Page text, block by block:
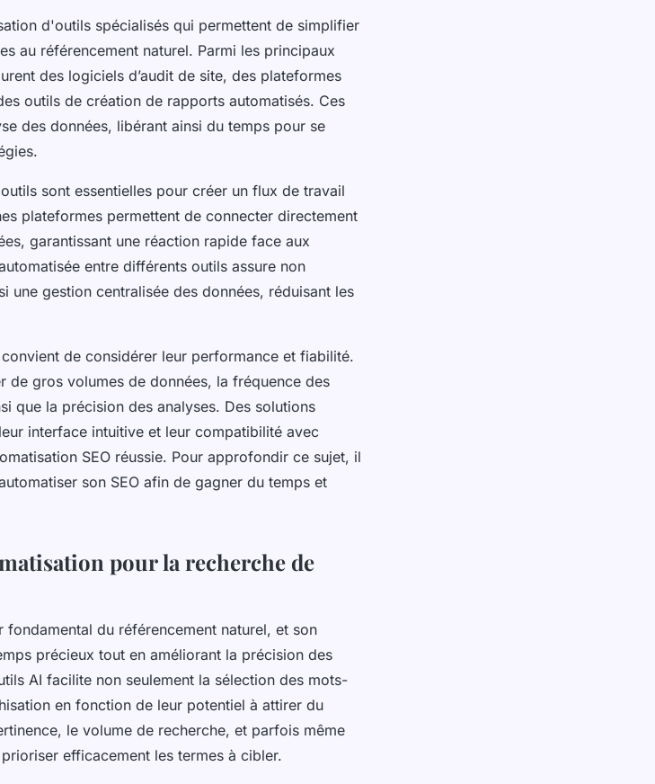
d'outils spécialisés qui permettent de simplifier
au référencement naturel. Parmi les principaux
des logiciels d’audit de site, des plateformes
outils de création de rapports automatisés. Ces
des données, libérant ainsi du temps pour se
sont essentielles pour créer un flux de travail
plateformes permettent de connecter directement
garantissant une réaction rapide face aux
entre différents outils assure non
une gestion centralisée des données, réduisant les
de considérer leur performance et fiabilité.
de gros volumes de données, la fréquence des
que la précision des analyses. Des solutions
interface intuitive et leur compatibilité avec
SEO réussie. Pour approfondir ce sujet, il
son SEO afin de gagner du temps et
pour la recherche de
du référencement naturel, et son
précieux tout en améliorant la précision des
AI facilite non seulement la sélection des mots-
en fonction de leur potentiel à attirer du
le volume de recherche, et parfois même
efficacement les termes à cibler.